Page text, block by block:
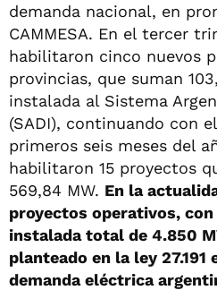
demanda nacional, en
CAMMESA. En el tercer
habilitaron cinco nuevos
provincias, que suman
instalada al Sistema
(SADI), continuando con
primeros seis meses del
habilitaron 15 proyectos
569,84 MW. En la
proyectos operativos,
instalada total de 4.850
planteado en la ley
demanda eléctrica